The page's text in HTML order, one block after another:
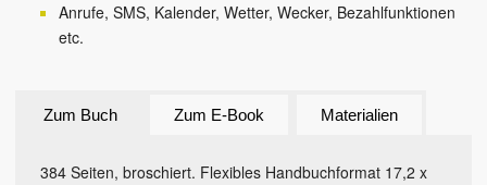
Anrufe, SMS, Kalender, Wetter, Wecker, Bezahlfunktionen
etc.
Zum Buch Zum E-Book Materialien
384 Seiten, broschiert. Flexibles Handbuchformat 17,2 x